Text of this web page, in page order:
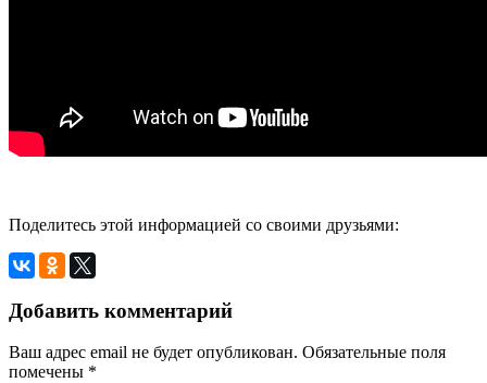
Поделитесь этой информацией со своими друзьями:
Добавить комментарий
Ваш адрес email не будет опубликован. Обязательные поля
помечены *